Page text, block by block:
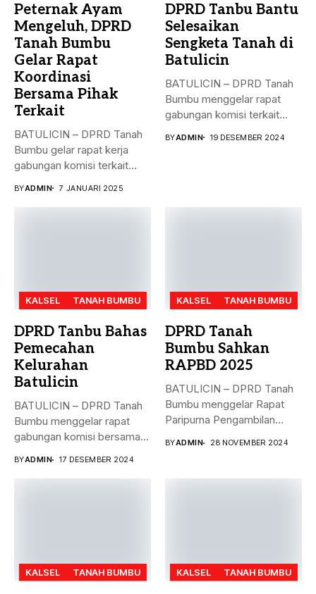
Peternak Ayam
Mengeluh, DPRD
Tanah Bumbu
Gelar Rapat
Koordinasi
Bersama Pihak
Terkait
BATULICIN – DPRD Tanah
Bumbu gelar rapat kerja
gabungan komisi terkait
BYADMIN 7 JANUARI 2025
DPRD Tanbu Bantu
Selesaikan
Sengketa Tanah di
Batulicin
BATULICIN – DPRD Tanah
Bumbu menggelar rapat
gabungan komisi terkait
BYADMIN 19 DESEMBER 2024
KALSEL TANAH BUMBU
DPRD Tanbu Bahas
Pemecahan
Kelurahan
Batulicin
BATULICIN – DPRD Tanah
Bumbu menggelar rapat
gabungan komisi bersama
BYADMIN 17 DESEMBER 2024
KALSEL TANAH BUMBU
DPRD Tanah
Bumbu Sahkan
RAPBD 2025
BATULICIN – DPRD Tanah
Bumbu menggelar Rapat
Paripurna Pengambilan
BYADMIN 28 NOVEMBER 2024
KALSEL TANAH BUMBU KALSEL TANAH BUMBU